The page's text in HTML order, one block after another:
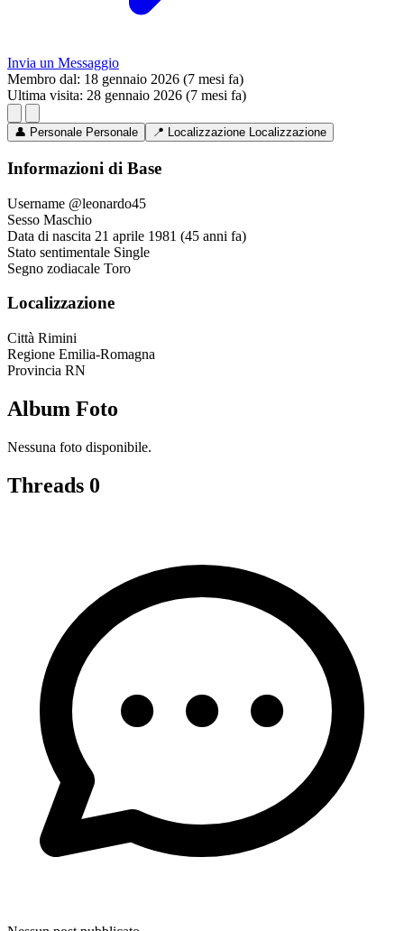
Invia un Messaggio
Membro dal: 18 gennaio 2026 (7 mesi fa)
Ultima visita: 28 gennaio 2026 (7 mesi fa)
👤 Personale Personale 📍 Localizzazione Localizzazione
Informazioni di Base
Username @leonardo45
Sesso Maschio
Data di nascita 21 aprile 1981 (45 anni fa)
Stato sentimentale Single
Segno zodiacale Toro
Localizzazione
Città Rimini
Regione Emilia-Romagna
Provincia RN
Album Foto
Nessuna foto disponibile.
Threads 0